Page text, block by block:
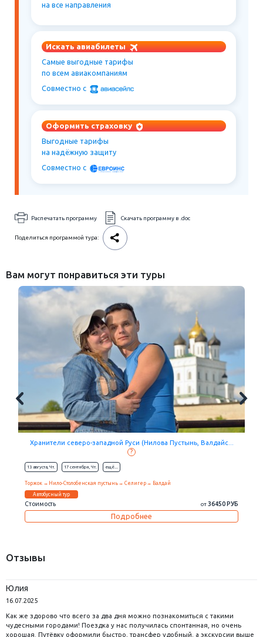
на все направления
Искать авиабилеты
Самые выгодные тарифы
по всем авиакомпаниям
Совместно c
Оформить страховку
Выгодные тарифы
на надёжную защиту
Совместно c
Распечатать программу Скачать программу в .doc
Поделиться программой тура:
Вам могут понравиться эти туры
Хранители северо-западной Руси (Нилова Пустынь, Валдайс...
?
13 августа, Чт. 17 сентября, Чт. eщё...
Торжок Нило-Столобенская пустынь Селигер
Валдай
Автобусный тур
Стоимость от36450 РУБ
Подробнее
Отзывы
Юлия
16.07.2025
Как же здорово что всего за два дня можно познакомиться с такими
чудесными городами! Поездка у нас получилась спонтанная, но очень
хорошая. Путёвку оформили быстро, трансфер удобный, а экскурсии выше